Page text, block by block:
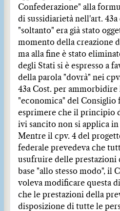
Confederazione" alla
di sussidiarietà nell'art.
"soltanto" era già stato
momento della creazione
ma alla fine è stato
degli Stati si è espresso a
della parola "dovrà" nei
43a Cost. per
"economica" del Consiglio
esprimere che il principio
ivi sancito non si applica in
Mentre il cpv. 4 del
federale prevedeva che
usufruire delle prestazioni
base "allo stesso modo", il
voleva modificare questa
che le prestazioni della
disposizione di tutte le